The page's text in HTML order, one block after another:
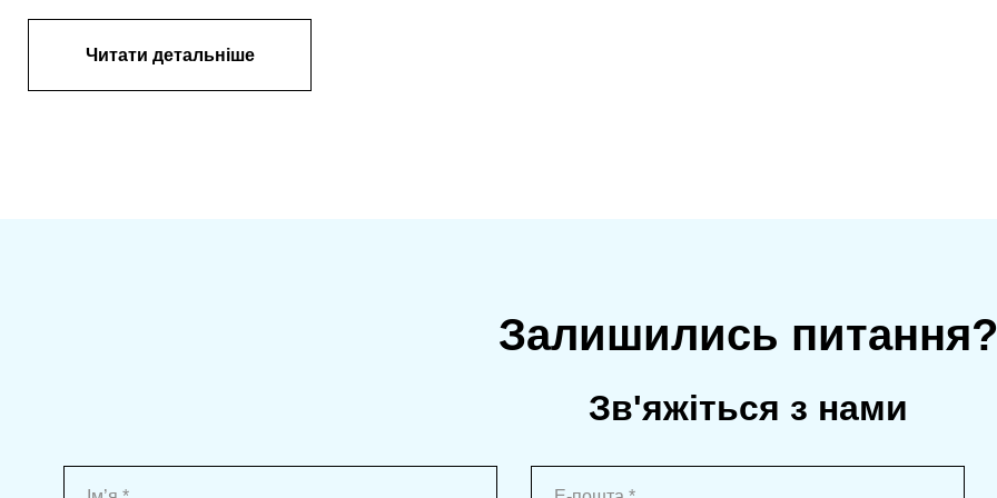
Читати детальніше
Залишились питання?
Зв'яжіться з нами